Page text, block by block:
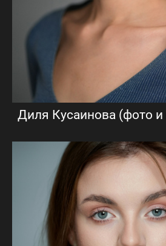
Диля Кусаинова (фото и